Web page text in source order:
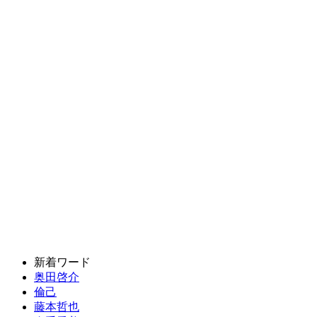
新着ワード
奥田啓介
倫己
藤本哲也